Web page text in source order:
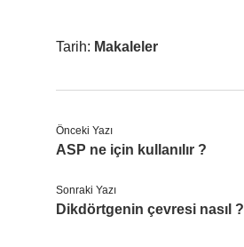
Tarih: Makaleler
Önceki Yazı
ASP ne için kullanılır ?
Sonraki Yazı
Dikdörtgenin çevresi nasıl ?